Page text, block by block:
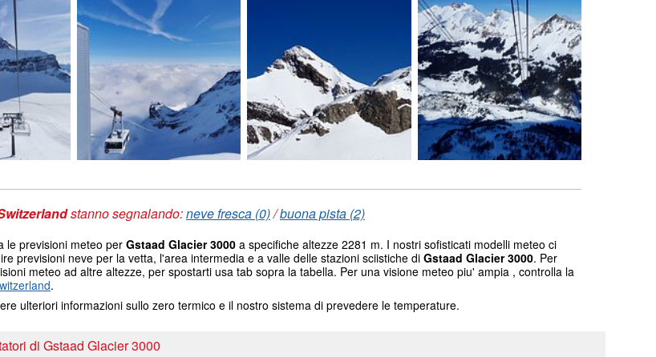
stanno segnalando:neve fresca (0)/buona pista (2)
le previsioni meteo per Gstaad Glacier 3000 a specifiche altezze 2281 m. I nostri sofisticati modelli meteo ci
previsioni neve per la vetta, l'area intermedia e a valle delle stazioni sciistiche diGstaad Glacier 3000. Per
meteo ad altre altezze, per spostarti usa tab sopra la tabella. Per una visione meteo piu' ampia , controlla la
.
ulteriori informazioni sullo zero termico e il nostro sistema di prevedere le temperature.
di Gstaad Glacier 3000